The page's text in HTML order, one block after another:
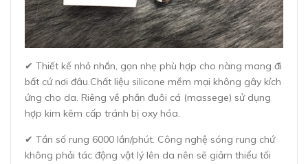
✔ Thiết kế nhỏ nhắn, gọn nhẹ phù hợp cho nàng mang đi
bất cứ nơi đâu.Chất liệu silicone mềm mại không gây kích
ứng cho da. Riêng về phần đuôi cá (massege) sử dụng
hợp kim kẽm cấp tránh bị oxy hóa.
✔ Tần số rung 6000 lần/phút. Công nghệ sóng rung chứ
không phải tác động vật lý lên da nên sẽ giảm thiểu tối